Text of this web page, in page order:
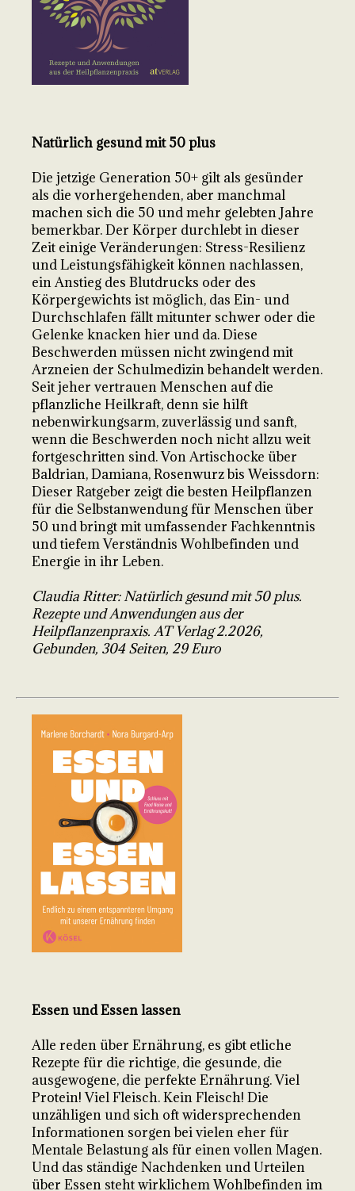
Natürlich gesund mit 50 plus
Die jetzige Generation 50+ gilt als gesünder
als die vorhergehenden, aber manchmal
machen sich die 50 und mehr gelebten Jahre
bemerkbar. Der Körper durchlebt in dieser
Zeit einige Veränderungen: Stress-Resilienz
und Leistungsfähigkeit können nachlassen,
ein Anstieg des Blutdrucks oder des
Körpergewichts ist möglich, das Ein- und
Durchschlafen fällt mitunter schwer oder die
Gelenke knacken hier und da. Diese
Beschwerden müssen nicht zwingend mit
Arzneien der Schulmedizin behandelt werden.
Seit jeher vertrauen Menschen auf die
pflanzliche Heilkraft, denn sie hilft
nebenwirkungsarm, zuverlässig und sanft,
wenn die Beschwerden noch nicht allzu weit
fortgeschritten sind. Von Artischocke über
Baldrian, Damiana, Rosenwurz bis Weissdorn:
Dieser Ratgeber zeigt die besten Heilpflanzen
für die Selbstanwendung für Menschen über
50 und bringt mit umfassender Fachkenntnis
und tiefem Verständnis Wohlbefinden und
Energie in ihr Leben.
Claudia Ritter: Natürlich gesund mit 50 plus.
Rezepte und Anwendungen aus der
Heilpflanzenpraxis. AT Verlag 2.2026,
Gebunden, 304 Seiten, 29 Euro
Essen und Essen lassen
Alle reden über Ernährung, es gibt etliche
Rezepte für die richtige, die gesunde, die
ausgewogene, die perfekte Ernährung. Viel
Protein! Viel Fleisch. Kein Fleisch! Die
unzähligen und sich oft widersprechenden
Informationen sorgen bei vielen eher für
Mentale Belastung als für einen vollen Magen.
Und das ständige Nachdenken und Urteilen
über Essen steht wirklichem Wohlbefinden im